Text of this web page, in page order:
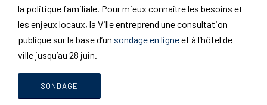
la politique familiale. Pour mieux connaître les besoins et
les enjeux locaux, la Ville entreprend une consultation
publique sur la base d’un sondage en ligneet à l’hôtel de
ville jusqu’au 28 juin.
SONDAGE